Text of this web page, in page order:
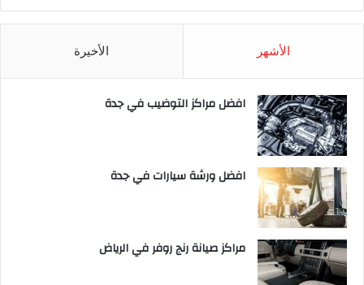
الأشهر الأخيرة
افضل مراكز التوضيب في جدة
افضل ورشة سيارات في جدة
مراكز صيانة رنج روفر في الرياض